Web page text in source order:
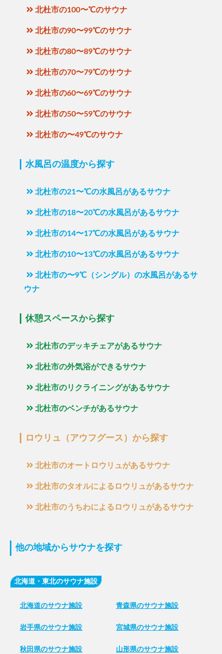
北杜市の100〜℃のサウナ
北杜市の90〜99℃のサウナ
北杜市の80〜89℃のサウナ
北杜市の70〜79℃のサウナ
北杜市の60〜69℃のサウナ
北杜市の50〜59℃のサウナ
北杜市の〜49℃のサウナ
水風呂の温度から探す
北杜市の21〜℃の水風呂があるサウナ
北杜市の18〜20℃の水風呂があるサウナ
北杜市の14〜17℃の水風呂があるサウナ
北杜市の10〜13℃の水風呂があるサウナ
北杜市の〜9℃（シングル）の水風呂があるサ
ウナ
休憩スペースから探す
北杜市のデッキチェアがあるサウナ
北杜市の外気浴ができるサウナ
北杜市のリクライニングがあるサウナ
北杜市のベンチがあるサウナ
ロウリュ（アウフグース）から探す
北杜市のオートロウリュがあるサウナ
北杜市のタオルによるロウリュがあるサウナ
北杜市のうちわによるロウリュがあるサウナ
他の地域からサウナを探す
北海道・東北のサウナ施設
北海道のサウナ施設 青森県のサウナ施設
岩手県のサウナ施設 宮城県のサウナ施設
秋田県のサウナ施設 山形県のサウナ施設